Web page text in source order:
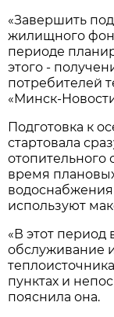
«Завершить
жилищного
периоде
этого -
потребителей
«Минск-
Подготовка к
стартовала
отопительного
время
используют
«В этот период
обслуживание
пунктах и
пояснила она.